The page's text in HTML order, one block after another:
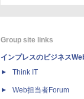
Group site links
インプレスのビジネス
Think IT
Web担当者Forum